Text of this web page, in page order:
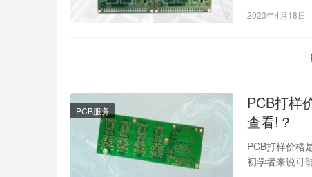
2023年4月18日
PCB服务
PCB打样
查看!？
PCB打样价格
初学者来说可